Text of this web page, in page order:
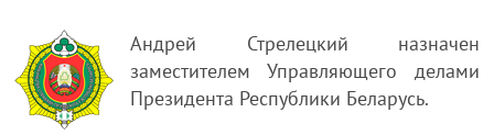
Андрей Стрелецкий назначен
заместителем Управляющего делами
Президента Республики Беларусь.